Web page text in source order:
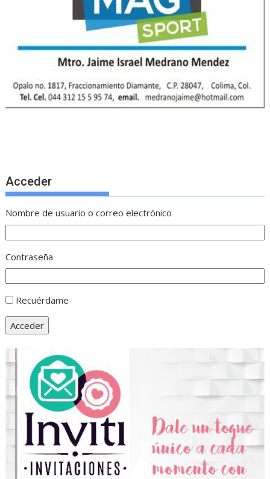
Acceder
Nombre de usuario o correo electrónico
Contraseña
Recuérdame
Acceder